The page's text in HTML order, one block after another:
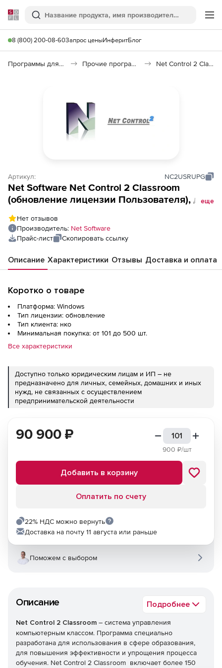
Softline
Поиск
8 (800) 200-08-60Запрос ценыИнферитБлог
Программы для образования и науки Прочие программы Net Control 2 Classroom
Артикул: NC2USRUPG
Net Software Net Control 2 Classroom
(обновление лицензии Пользователя), до 4
компьютеров
еще
Нет отзывов
Производитель: Net Software
Прайс-лист
Скопировать ссылку
Описание Характеристики Отзывы Доставка и оплата
Коротко о товаре
Платформа: Windows
Тип лицензии: обновление
Тип клиента: нко
Минимальная покупка: от 101 до 500 шт.
Все характеристики
Доступно только юридическим лицам и ИП – не
предназначено для личных, семейных, домашних и иных
нужд, не связанных с осуществлением
предпринимательской деятельности
Описание Подробнее
Net Control 2 Classroom – система управления
компьютерным классом. Программа специально
разработана для использования в сфере образования,
для повышения эффективности и упрощения процесса
обучения. Net Control 2 Classroom включает более 150
90 900 ₽
900 ₽/шт
Добавить в корзину
Оплатить по счету
22% НДС можно вернуть
Доставка на почту 11 августа или раньше
Поможем с выбором